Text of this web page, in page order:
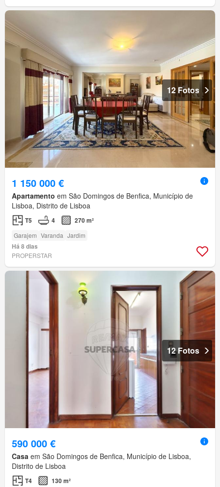
12 Fotos
1 150 000 €
Apartamento em São Domingos de Benfica, Município de
Lisboa, Distrito de Lisboa
T5 4 270 m²
Garajem Varanda Jardim
Há 8 dias
PROPERSTAR
12 Fotos
590 000 €
Casa em São Domingos de Benfica, Município de Lisboa,
Distrito de Lisboa
T4 130 m²